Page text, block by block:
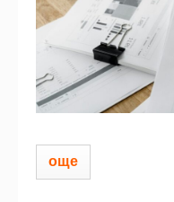
още